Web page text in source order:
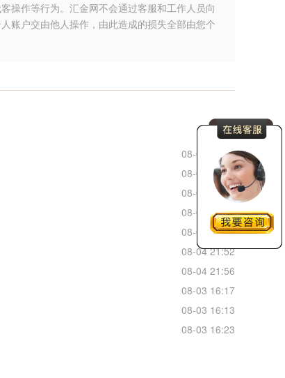
操作等行为。汇金网不会通过客服和工作人员向
账户交由他人操作，由此造成的损失全部由您个
更多
08-06 11:30
08-06 10:25
08-05 22:14
08-05 20:23
08-05 16:21
08-04 21:52
08-04 21:56
08-03 16:17
08-03 16:13
08-03 16:23